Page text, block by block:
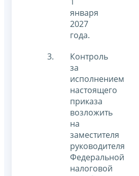
января
2027
года.
Контроль
за
исполнением
настоящего
приказа
возложить
на
заместителя
руководителя
Федеральной
налоговой